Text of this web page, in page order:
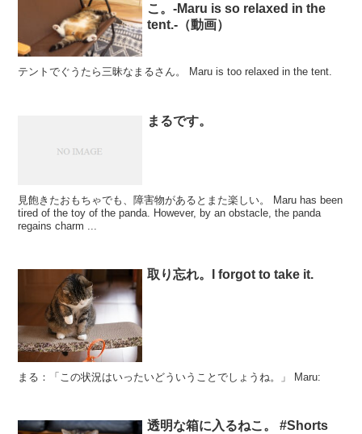
こ。-Maru is so relaxed in the
tent.-（動画）
テントでぐうたら三昧なまるさん。 Maru is too relaxed in the tent.
まるです。
見飽きたおもちゃでも、障害物があるとまた楽しい。 Maru has been
tired of the toy of the panda. However, by an obstacle, the panda
regains charm ...
取り忘れ。I forgot to take it.
まる：「この状況はいったいどういうことでしょうね。」 Maru:
透明な箱に入るねこ。 #Shorts